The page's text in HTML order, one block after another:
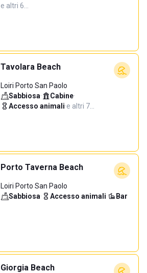
e altri 6…
Tavolara Beach
Loiri Porto San Paolo
Sabbiosa· Cabine·
Accesso animali·e altri 7…
Porto Taverna Beach
Loiri Porto San Paolo
Sabbiosa· Accesso animali· Bar
Giorgia Beach